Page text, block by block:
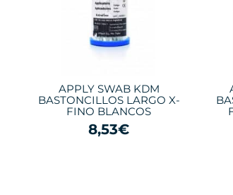
APPLY SWAB KDM
BASTONCILLOS LARGO X-
FINO BLANCOS
8,53€